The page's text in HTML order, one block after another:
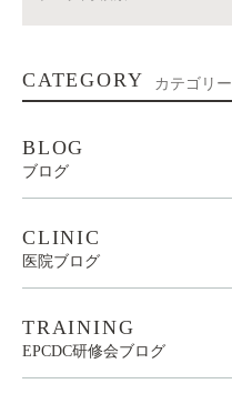
CATEGORY カテゴリー
BLOG
ブログ
CLINIC
医院ブログ
TRAINING
EPCDC研修会ブログ